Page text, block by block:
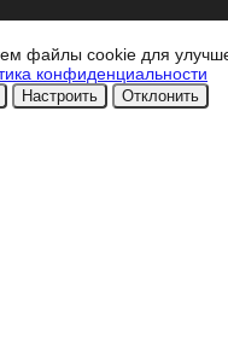
файлы cookie для
конфиденциальности
Настроить Отклонить